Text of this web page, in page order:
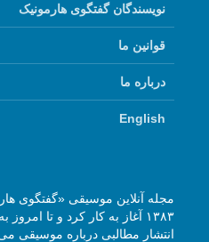
نویسندگان گفتگوی هارمونیک
قوانین ما
درباره ما
English
۱۳۸۳ آغاز به کار کرد و تا
انتشار مطالبی درباره موسیقی